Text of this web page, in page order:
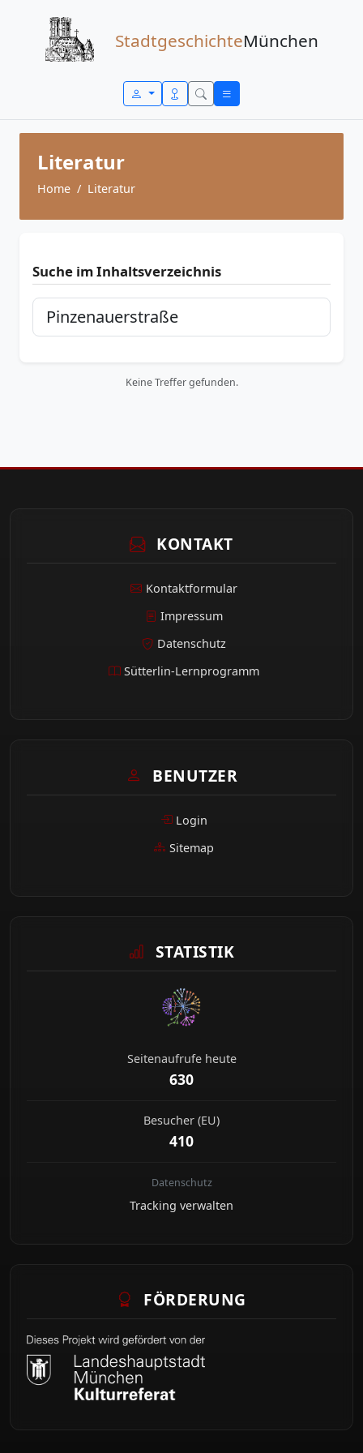
StadtgeschichteMünchen
Literatur
Home Literatur
Suche im Inhaltsverzeichnis
Keine Treffer gefunden.
KONTAKT
Kontaktformular
Impressum
Datenschutz
Sütterlin-Lernprogramm
BENUTZER
Login
Sitemap
STATISTIK
Seitenaufrufe heute
630
Besucher (EU)
410
Datenschutz
Tracking verwalten
FÖRDERUNG